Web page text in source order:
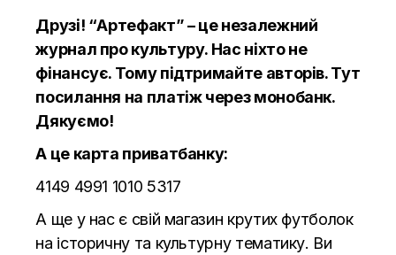
Друзі! “Артефакт” – це незалежний
журнал про культуру. Нас ніхто не
фінансує. Тому підтримайте авторів.Тут
посилання на платіж через монобанк.
Дякуємо!
А це карта приватбанку:
4149 4991 1010 5317
А ще у нас є свій магазин крутих футболок
на історичну та культурну тематику. Ви